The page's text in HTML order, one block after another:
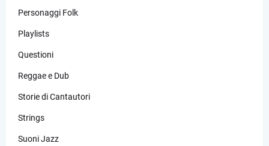
Personaggi Folk
Playlists
Questioni
Reggae e Dub
Storie di Cantautori
Strings
Suoni Jazz